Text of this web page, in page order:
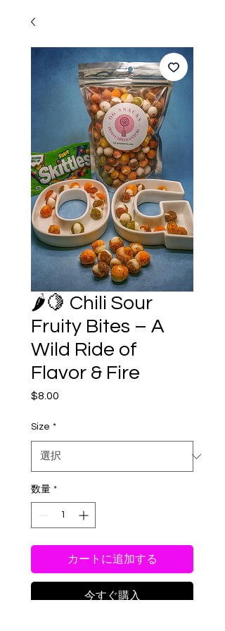
🌶️🍋 Chili Sour
Fruity Bites – A
Wild Ride of
Flavor & Fire
$8.00
Size *
数量 *
カートに追加する
今すぐ購入